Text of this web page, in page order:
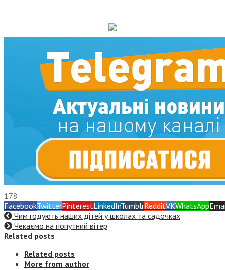
178
FacebookTwitterPinterestLinkedInTumblrRedditVKWhatsApp
Чим годують наших дітей у школах та садочках
Чекаємо на попутний вітер
Related posts
Related posts
More from author